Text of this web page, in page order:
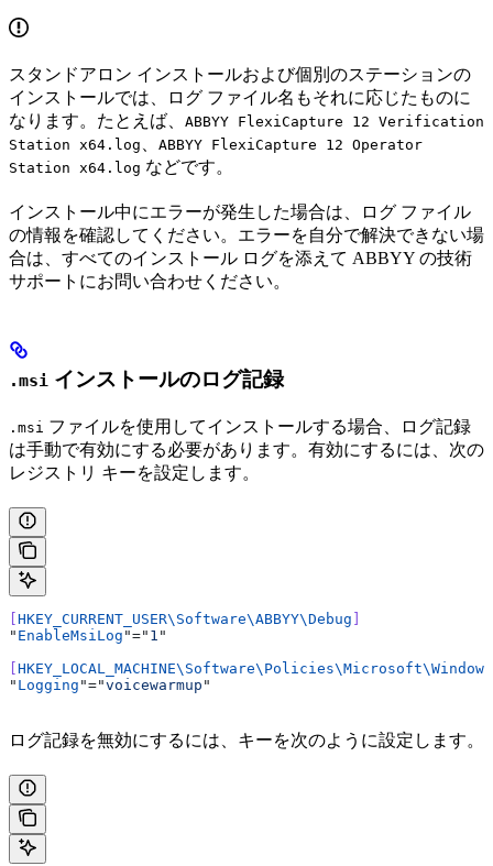
スタンドアロン インストールおよび個別のステーションの
インストールでは、ログ ファイル名もそれに応じたものに
なります。たとえば、 ABBYY FlexiCapture 12 Verification
Station x64.log
ABBYY FlexiCapture 12 Operator
Station x64.log などです。
インストール中にエラーが発生した場合は、ログ ファイル
の情報を確認してください。エラーを自分で解決できない場
合は、すべてのインストール ログを添えて ABBYY の技術
サポートにお問い合わせください。
.msi インストールのログ記録
.msi ファイルを使用してインストールする場合、ログ記録
は手動で有効にする必要があります。有効にするには、次の
レジストリ キーを設定します。
[HKEY_CURRENT_USER\Software\ABBYY\Debug ]
" EnableMsiLog "=" 1 "
[
" Logging "="voicewarmup "
ログ記録を無効にするには、キーを次のように設定します。